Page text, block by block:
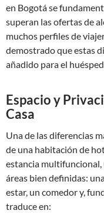
en Bogotá se
superan las ofertas de
muchos perfiles de
demostrado que estas
añadido para el
Espacio y
Casa
Una de las diferencias
de una habitación de
estancia
áreas bien definidas:
estar, un comedor y,
traduce en: